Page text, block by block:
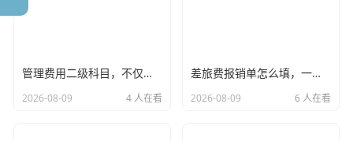
一张废纸，甚至是一颗定时炸弹。
确姿势
管理费用二级科目，不仅是数字游戏，更是企业管理的照妖镜
2026-08-09 4 人在看
差旅费报销单怎么填，一份让财务部不再退单的生存指南
2026-08-09 6 人在看